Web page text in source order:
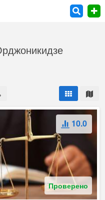
10.0
Проверено